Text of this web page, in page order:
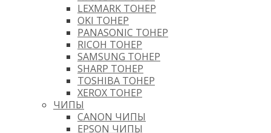
LEXMARK ТОНЕР
OKI ТОНЕР
PANASONIC ТОНЕР
RICOH ТОНЕР
SAMSUNG ТОНЕР
SHARP ТОНЕР
TOSHIBA ТОНЕР
XEROX ТОНЕР
ЧИПЫ
CANON ЧИПЫ
EPSON ЧИПЫ